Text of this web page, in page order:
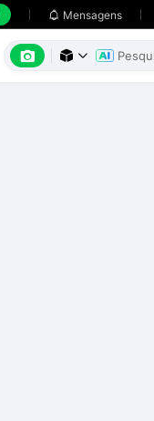
 Mensagens
  